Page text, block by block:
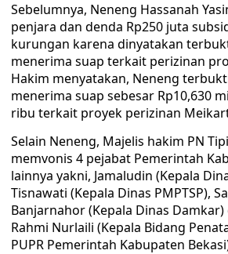
Sebelumnya, Neneng Hassanah
penjara dan denda Rp250 juta
kurungan karena dinyatakan
menerima suap terkait perizinan
Hakim menyatakan, Neneng
menerima suap sebesar Rp10,630
ribu terkait proyek perizinan
Selain Neneng, Majelis hakim PN
memvonis 4 pejabat Pemerintah
lainnya yakni, Jamaludin (Kepala
Tisnawati (Kepala Dinas PMPTSP),
Banjarnahor (Kepala Dinas
Rahmi Nurlaili (Kepala Bidang
PUPR Pemerintah Kabupaten